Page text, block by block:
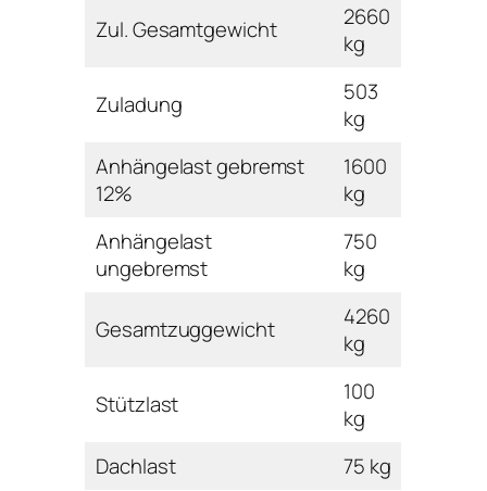
Zul. Gesamtgewicht
2660
kg
Zuladung
503
kg
Anhängelast gebremst
12%
1600
kg
Anhängelast
ungebremst
750
kg
Gesamtzuggewicht
4260
kg
Stützlast
100
kg
Dachlast
75 kg